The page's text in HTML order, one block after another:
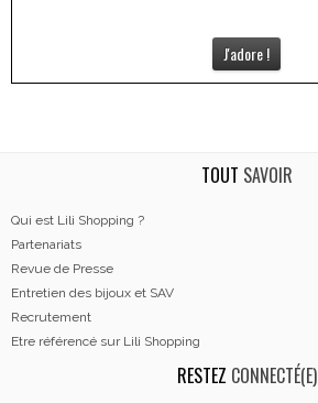
J'adore !
TOUT SAVOIR
Qui est Lili Shopping ?
Partenariats
Revue de Presse
Entretien des bijoux et SAV
Recrutement
Etre référencé sur Lili Shopping
RESTEZ CONNECTÉ(E)